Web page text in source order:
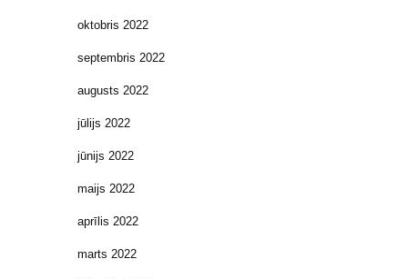
oktobris 2022
septembris 2022
augusts 2022
jūlijs 2022
jūnijs 2022
maijs 2022
aprīlis 2022
marts 2022